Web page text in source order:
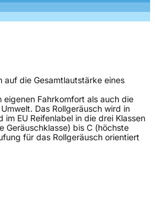
auf die Gesamtlautstärke eines
eigenen Fahrkomfort als auch die
Das Rollgeräusch wird in
im EU Reifenlabel in die drei Klassen
Geräuschklasse) bis C (höchste
für das Rollgeräusch orientiert